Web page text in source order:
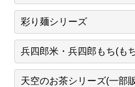
彩り麺シリーズ
兵四郎米・兵四郎もち(も
天空のお茶シリーズ(一部